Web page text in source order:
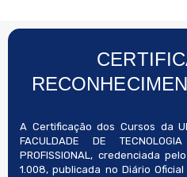
A Certificação dos Cursos da
FACULDADE DE
PROFISSIONAL, credenciada
1.008, publicada no Diário